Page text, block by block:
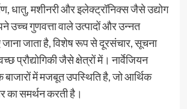
धातु, मशीनरी और इलेक्ट्रॉनिक्स जैसे उद्योग
उच्च गुणवत्ता वाले उत्पादों और उन्नत
जाना जाता है, विशेष रूप से दूरसंचार, सूचना
प्रौद्योगिकी जैसे क्षेत्रों में। नार्वेजियन
बाजारों में मजबूत उपस्थिति है, जो आर्थिक
का समर्थन करती है।